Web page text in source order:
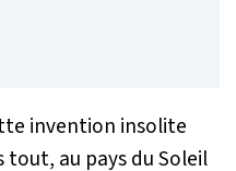
invention insolite
tout, au pays du Soleil